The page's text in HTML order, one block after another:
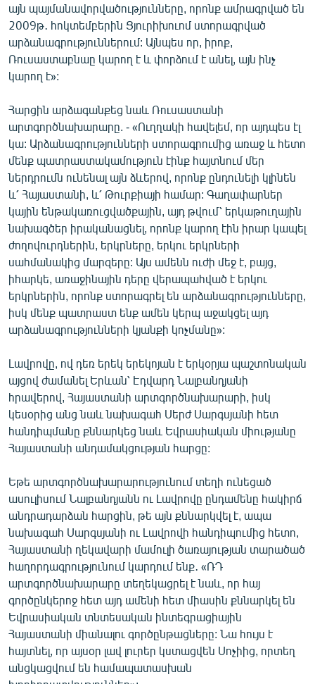
այն պայմանավորվածությունները, որոնք ամրագրված են
2009թ․ հոկտեմբերին Ցյուրիխուոմ ստորագրված
արձանագրություններում: Այնպես որ, իրոք,
Ռուսաստաբնաը կարող է և փորձում է անել, այն ինչ
կարող է»:
Հարցին արձագանքեց նաև Ռուսաստանի
արտգործնախարարը. - «Ուղղակի հավելեմ, որ այդպես էլ
կա: Արձանագրությունների ստորագրումից առաջ և հետո
մենք պատրաստակամություն էինք հայտնում մեր
ներդրումն ունենալ այն ձևերով, որոնք ընդունելի կլինեն
և՛ Հայաստանի, և՛ Թուրքիայի համար: Գաղափարներ
կային ենթակառուցվածքային, այդ թվում՝ երկաթուղային
նախագծեր իրականացնել, որոնք կարող էին իրար կապել
ժողովուրդներին, երկրները, երկու երկրների
սահմանակից մարզերը: Այս ամենն ուժի մեջ է, բայց,
իհարկե, առաջինային դերը վերապահված է երկու
երկրներին, որոնք ստորագրել են արձանագրությունները,
իսկ մենք պատրաստ ենք ամեն կերպ աջակցել այդ
արձանագրությունների կյանքի կոչմանը»:
Լավրովը, ով դեռ երեկ երեկոյան է երկօրյա պաշտոնական
այցով ժամանել Երևան՝ Էդվարդ Նալբանդյանի
հրավերով, Հայաստանի արտգործնախարարի, իսկ
կեսօրից անց նաև նախագահ Սերժ Սարգսյանի հետ
հանդիպմանը քննարկեց նաև Եվրասիական միությանը
Հայաստանի անդամակցության հարցը:
Եթե արտգործնախարարությունում տեղի ունեցած
ասուլիսում Նալբանդյանն ու Լավրովը ընդամենը հակիրճ
անդրադարձան հարցին, թե այն քննարկվել է, ապա
նախագահ Սարգսյանի ու Լավրովի հանդիպումից հետո,
Հայաստանի ղեկավարի մամուլի ծառայության տարածած
հաղորդագրությունում կարդում ենք․ «ՌԴ
արտգործնախարարը տեղեկացրել է նաև, որ հայ
գործընկերոջ հետ այդ ամենի հետ միասին քննարկել են
Եվրասիական տնտեսական ինտեգրացիային
Հայաստանի միանալու գործընթացները: Նա հույս է
հայտնել, որ այսօր լավ լուրեր կստացվեն Սոչիից, որտեղ
անցկացվում են համապատասխան